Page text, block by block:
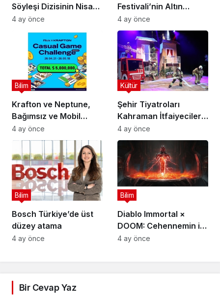
Söyleşi Dizisinin Nisan
Ayı Konuğu Doç. Dr.
Gökçe Dervişoğlu
Okandan Oldu!
4 ay önce
Festivali’nin Altın
Çağını Mercek Altına
Alıyor
4 ay önce
Krafton ve Neptune,
Bağımsız ve Mobil
Oyun Geliştiricileri İçin
5 Milyon Dolarlık
Küresel Oyun
Yarışmasını Başlattı
Bilim
4 ay önce
Şehir Tiyatroları
Kahraman İtfaiyecilerin
Hikayesini “İtfaiyecinin
Sırrı” Oyunuyla
Anlatıyor
Kültür
4 ay önce
Bosch Türkiye’de üst
düzey atama
Bilim
4 ay önce
Diablo Immortal ×
DOOM: Cehennemin iki
efsanevi vizyonu
Bilim
4 ay önce
Bir Cevap Yaz